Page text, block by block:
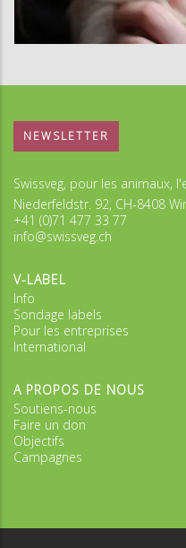
NEWSLETTER
Swissveg, pour les animaux,
Niederfeldstr. 92, CH-8408
+41 (0)71 477 33 77
info@swissveg.ch
V-LABEL
Info
Sondage labels
Pour les entreprises
International
A PROPOS DE NOUS
Soutiens-nous
Faire un don
Objectifs
Campagnes